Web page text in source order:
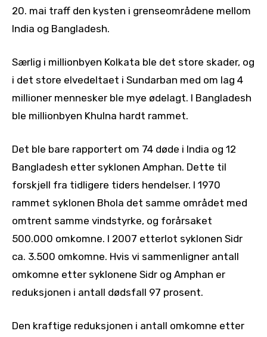
20. mai traff den kysten i grenseområdene mellom
India og Bangladesh.
Særlig i millionbyen Kolkata ble det store skader, og
i det store elvedeltaet i Sundarban med om lag 4
millioner mennesker ble mye ødelagt. I Bangladesh
ble millionbyen Khulna hardt rammet.
Det ble bare rapportert om 74 døde i India og 12
Bangladesh etter syklonen Amphan. Dette til
forskjell fra tidligere tiders hendelser. I 1970
rammet syklonen Bhola det samme området med
omtrent samme vindstyrke, og forårsaket
500.000 omkomne. I 2007 etterlot syklonen Sidr
ca. 3.500 omkomne. Hvis vi sammenligner antall
omkomne etter syklonene Sidr og Amphan er
reduksjonen i antall dødsfall 97 prosent.
Den kraftige reduksjonen i antall omkomne etter